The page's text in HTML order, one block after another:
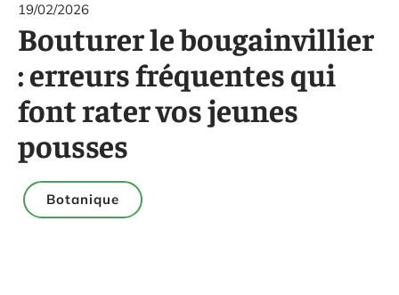
19/02/2026
Bouturer le bougainvillier
: erreurs fréquentes qui
font rater vos jeunes
pousses
Botanique